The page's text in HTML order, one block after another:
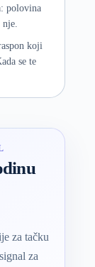
polovina
koji
se te
za tačku
za